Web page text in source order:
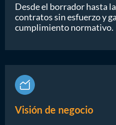
Desde el borrador hasta
contratos sin esfuerzo y
cumplimiento normativo.
Visión de negocio